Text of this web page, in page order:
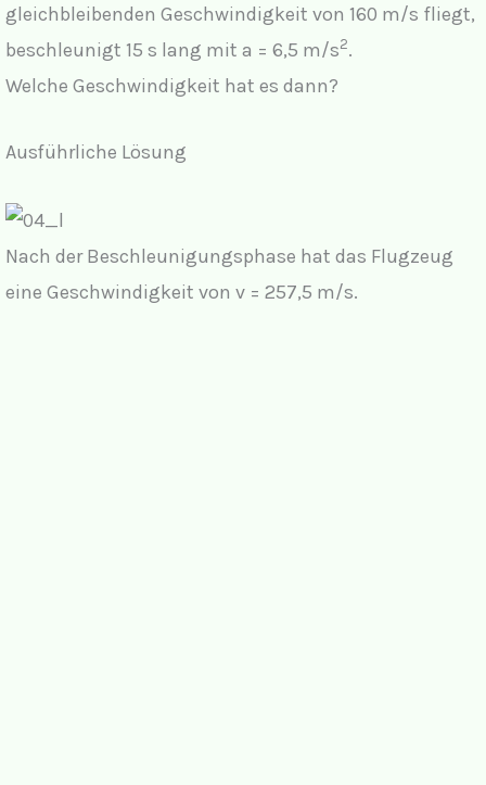
gleichbleibenden Geschwindigkeit von 160 m/s fliegt,
beschleunigt 15 s lang mit a = 6,5 m/s2.
Welche Geschwindigkeit hat es dann?
Ausführliche Lösung
Nach der Beschleunigungsphase hat das Flugzeug
eine Geschwindigkeit von v = 257,5 m/s.